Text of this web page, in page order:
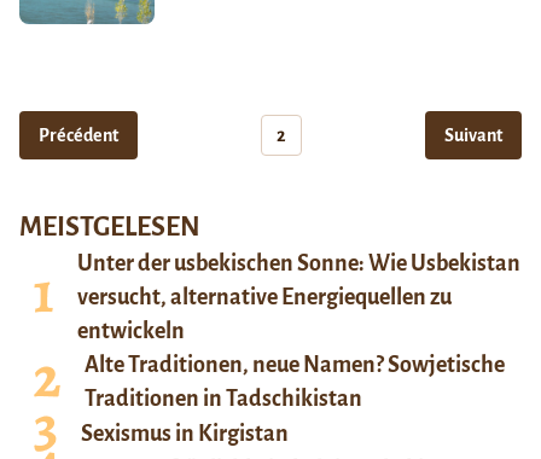
Précédent 2 Suivant
MEISTGELESEN
Unter der usbekischen Sonne: Wie Usbekistan
versucht, alternative Energiequellen zu
entwickeln
Alte Traditionen, neue Namen? Sowjetische
Traditionen in Tadschikistan
Sexismus in Kirgistan